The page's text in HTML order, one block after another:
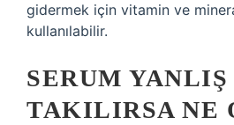
gidermek için vitamin ve
kullanılabilir.
SERUM YANLIŞ
TAKILIRSA NE